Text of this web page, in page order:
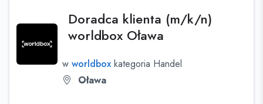
Doradca klienta (m/k/n)
worldbox Oława
w worldboxkategoria Handel
Oława